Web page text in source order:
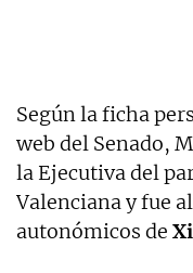
Según la ficha
web del Senado,
la Ejecutiva del
Valenciana y fue
autonómicos de